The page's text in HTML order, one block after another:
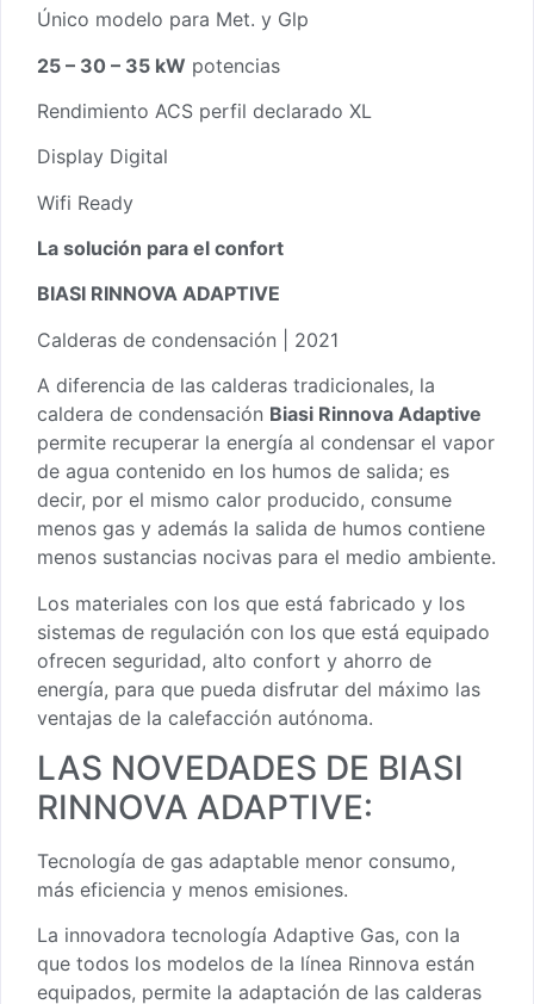
Único modelo para Met. y Glp
25 – 30 – 35 kW potencias
Rendimiento ACS perfil declarado XL
Display Digital
Wifi Ready
La solución para el confort
BIASI RINNOVA ADAPTIVE
Calderas de condensación | 2021
A diferencia de las calderas tradicionales, la
caldera de condensación Biasi Rinnova Adaptive
permite recuperar la energía al condensar el vapor
de agua contenido en los humos de salida; es
decir, por el mismo calor producido, consume
menos gas y además la salida de humos contiene
menos sustancias nocivas para el medio ambiente.
Los materiales con los que está fabricado y los
sistemas de regulación con los que está equipado
ofrecen seguridad, alto confort y ahorro de
energía, para que pueda disfrutar del máximo las
ventajas de la calefacción autónoma.
LAS NOVEDADES DE BIASI
RINNOVA ADAPTIVE:
Tecnología de gas adaptable menor consumo,
más eficiencia y menos emisiones.
La innovadora tecnología Adaptive Gas, con la
que todos los modelos de la línea Rinnova están
equipados, permite la adaptación de las calderas